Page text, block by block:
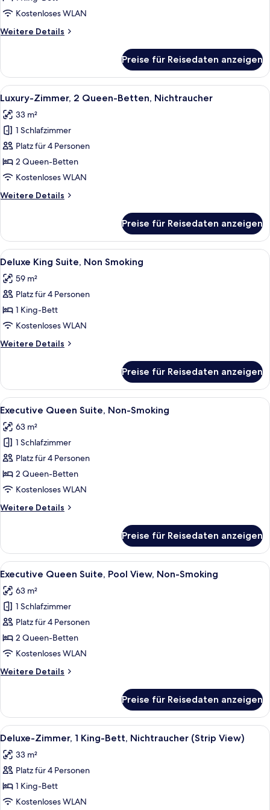
1 King-
Bett,
Nichtraucher
Kostenloses WLAN
Weitere Details
Weitere
Zimmer,
1 King-
Bett,
Nichtraucher
Preise für Reisedaten anzeigen
Alle
Fotos
für
Luxury-
Zimmer,
2 Queen-
Betten,
anzeigen
Ein Hotelzimmer mit zwei Betten,
6
Luxury-Zimmer, 2 Queen-Betten, Nichtraucher
33 m²
1 Schlafzimmer
Platz für 4 Personen
2 Queen-Betten
Kostenloses WLAN
Weitere Details
Weitere
Zimmer,
2 Queen-
Betten,
Nichtraucher
Preise für Reisedaten anzeigen
Alle
Fotos
für
Deluxe
King
Suite,
Non
Smoking
Ein modernes Hotelzimmer mit
7
Deluxe King Suite, Non Smoking
59 m²
Platz für 4 Personen
1 King-Bett
Kostenloses WLAN
Weitere Details
Weitere
King
Suite,
Non
Preise für Reisedaten anzeigen
Alle
Fotos
für
Executive
Queen
Suite,
Non-
anzeigen
Ein modernes Hotelzimmer mit
6
Executive Queen Suite, Non-Smoking
63 m²
1 Schlafzimmer
Platz für 4 Personen
2 Queen-Betten
Kostenloses WLAN
Weitere Details
Weitere
Queen
Suite,
Non-
Preise für Reisedaten anzeigen
Alle
Fotos
für
Executive
Queen
Suite,
Pool
Non-
Ein modernes Hotelzimmer mit
7
Executive Queen Suite, Pool View, Non-Smoking
63 m²
1 Schlafzimmer
Platz für 4 Personen
2 Queen-Betten
Kostenloses WLAN
Weitere Details
Weitere
Queen
Suite,
Pool
Non-
Smoking
Preise für Reisedaten anzeigen
Alle
Fotos
für
Deluxe-
Zimmer,
1 King-
Ein Hotelzimmer mit einem großen
8
Deluxe-Zimmer, 1 King-Bett, Nichtraucher (Strip View)
33 m²
Platz für 4 Personen
1 King-Bett
Kostenloses WLAN